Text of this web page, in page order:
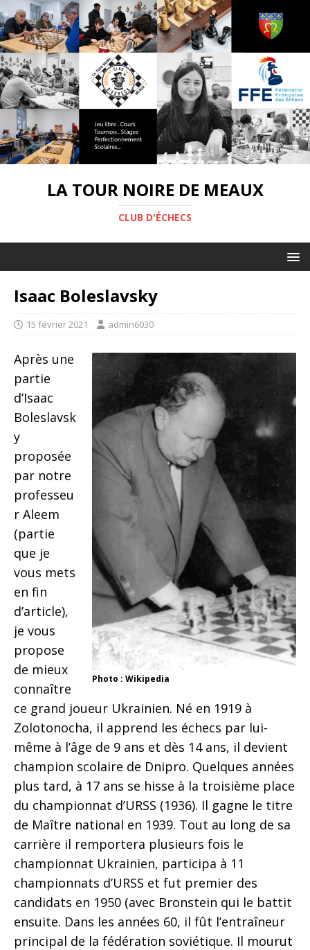
LA TOUR NOIRE DE MEAUX
CLUB D'ÉCHECS
Isaac Boleslavsky
15 février 2021 admin6030
Photo : Wikipedia
Après une
partie
d’Isaac
Boleslavsk
y
proposée
par notre
professeu
r Aleem
(partie
que je
vous mets
en fin
d’article),
je vous
propose
de mieux
connaître
ce grand joueur Ukrainien. Né en 1919 à
Zolotonocha, il apprend les échecs par lui-
même à l’âge de 9 ans et dès 14 ans, il devient
champion scolaire de Dnipro. Quelques années
plus tard, à 17 ans se hisse à la troisième place
du championnat d’URSS (1936). Il gagne le titre
de Maître national en 1939. Tout au long de sa
carrière il remportera plusieurs fois le
championnat Ukrainien, participa à 11
championnats d’URSS et fut premier des
candidats en 1950 (avec Bronstein qui le battit
ensuite. Dans les années 60, il fût l’entraîneur
principal de la fédération soviétique. Il mourut